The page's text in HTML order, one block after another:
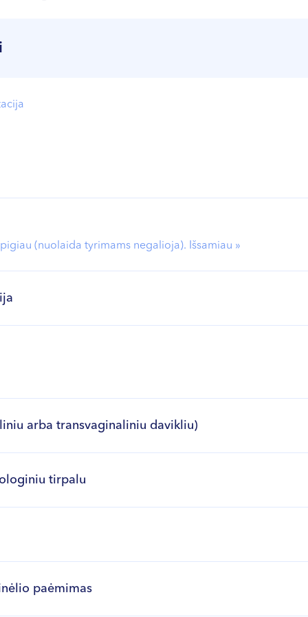
(nuolaida tyrimams negalioja). Išsamiau »
arba transvaginaliniu davikliu)
tirpalu
paėmimas